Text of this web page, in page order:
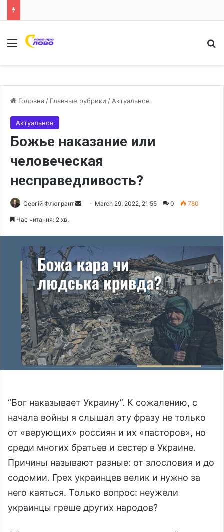
Меню
Головна / Главные рубрики / Актуальное
Актуальное
Божье наказание или
человеческая
несправедливость?
Сергій Флюгрант
n
m
a
i
l
March 29, 2022, 21:55 0 780
Час читання: 2 хв.
“Бог наказывает Украину”. К сожалению, с
начала войны я слышал эту фразу не только
от «верующих» россиян и их «пасторов», но
среди многих братьев и сестер в Украине.
Причины называют разные: от злословия и до
содомии. Грех украинцев велик и нужно за
него каяться. Только вопрос: неужели
украинцы греше других народов?